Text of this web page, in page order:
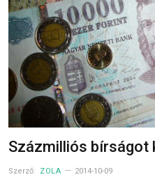
Százmilliós bírságot
Szerző: ZOLA 2014-10-09